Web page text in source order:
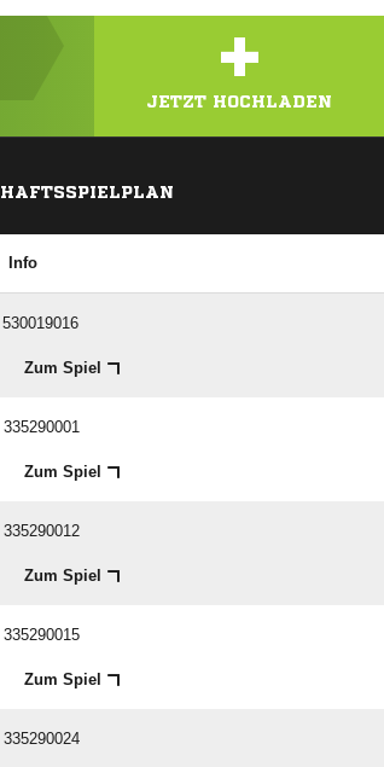
+
JETZT HOCHLADEN
Info
Zum Spiel
335290001
Zum Spiel
335290012
Zum Spiel
335290015
Zum Spiel
335290024